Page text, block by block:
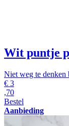
Wit puntje
Niet weg te
€ 3
,70
Bestel
Aanbieding